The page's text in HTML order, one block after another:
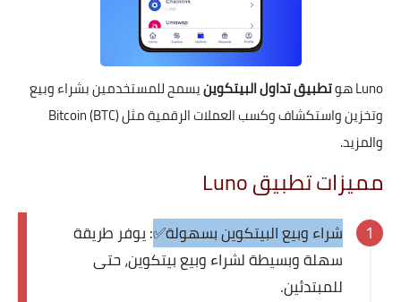
Luno هو تطبيق تداول البيتكوينيسمح للمستخدمين بشراء وبيع
وتخزين واستكشاف وكسب العملات الرقمية مثل Bitcoin (BTC)
والمزيد.
مميزات تطبيق Luno
شراء وبيع البيتكوين بسهولة✅: يوفر طريقة
سهلة وبسيطة لشراء وبيع بيتكوين، حتى
للمبتدئين.